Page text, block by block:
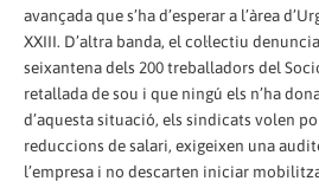
avançada que s’ha d’esperar a l’àrea
XXIII. D’altra banda, el col·lectiu
seixantena dels 200 treballadors del
retallada de sou i que ningú els n’ha
d’aquesta situació, els sindicats volen
reduccions de salari, exigeixen una
l’empresa i no descarten iniciar